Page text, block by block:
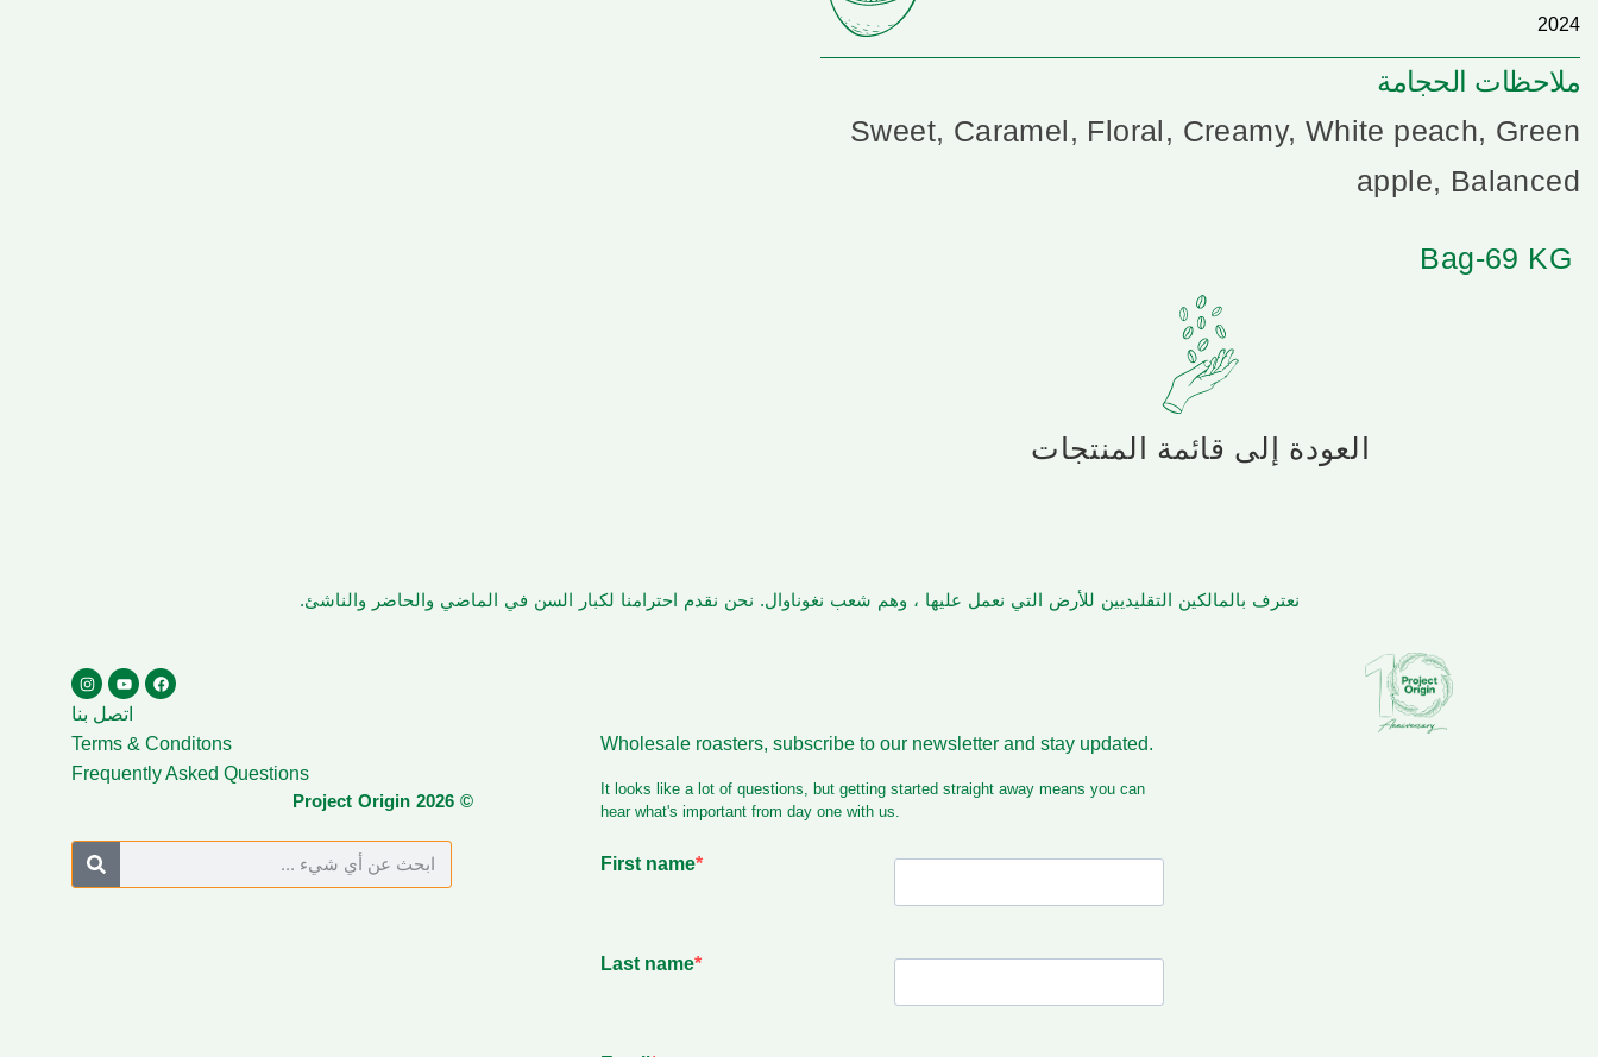
2024
ملاحظات الحجامة
Sweet, Caramel, Floral, Creamy, White peach, Green
apple, Balanced
Bag-69 KG
العودة إلى قائمة المنتجات
نعترف بالمالكين التقليديين للأرض التي نعمل عليها ، وهم شعب نغوناوال. نحن نقدم احترامنا لكبار السن في الماضي والحاضر والناشئ.
اتصل بنا
Terms & Conditons
Frequently Asked Questions
© Project Origin 2026